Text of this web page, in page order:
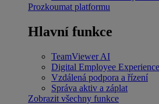
Prozkoumat platformu
Hlavní funkce
TeamViewer AI
Digital Employee Experience
Vzdálená podpora a řízení
Správa aktiv a záplat
Zobrazit všechny funkce